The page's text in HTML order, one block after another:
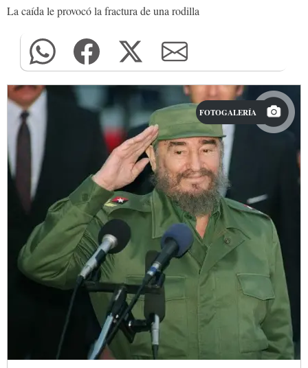
La caída le provocó la fractura de una rodilla
FOTOGALERÍA